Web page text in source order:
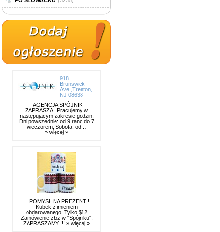
918
Brunswick
Ave.,Trenton,
NJ 08638
AGENCJA SPÓJNIK
ZAPRASZA Pracujemy w
następującym zakresie godzin:
Dni powszednie: od 9 rano do 7
wieczorem, Sobota: od…
» więcej »
POMYSŁ NA PREZENT !
Kubek z imieniem
obdarowanego. Tylko $12
Zamówienie złoż w "Spójniku".
ZAPRASZAMY !!! » więcej »